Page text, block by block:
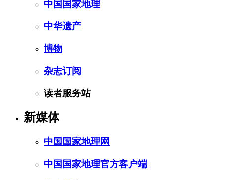
中国国家地理
中华遗产
博物
杂志订阅
读者服务站
新媒体
中国国家地理网
中国国家地理官方客户端